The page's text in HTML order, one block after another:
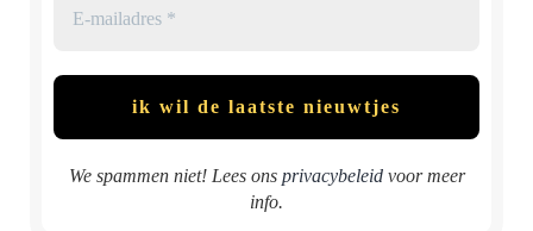
We spammen niet! Lees ons privacybeleidvoor meer
info.